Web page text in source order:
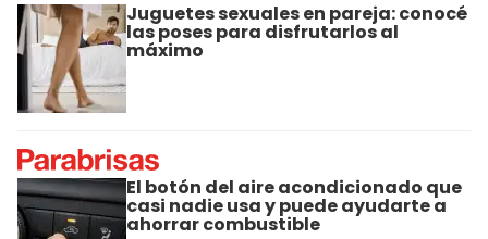
Juguetes sexuales en pareja: conocé
las poses para disfrutarlos al
máximo
El botón del aire acondicionado que
casi nadie usa y puede ayudarte a
ahorrar combustible